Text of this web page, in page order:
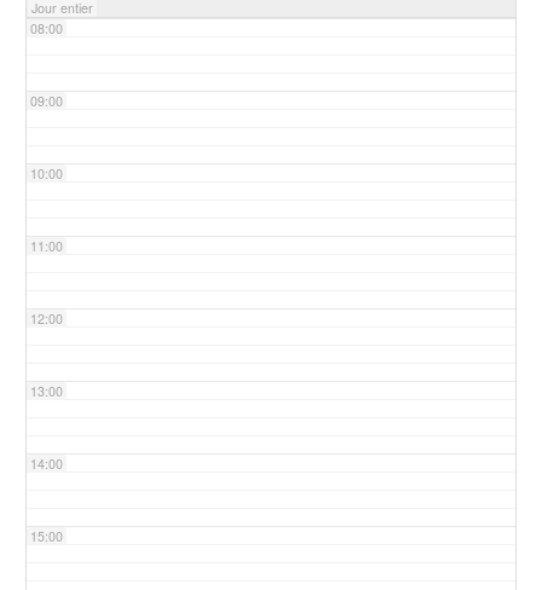
Jour entier
08:00
09:00
10:00
11:00
12:00
13:00
14:00
15:00